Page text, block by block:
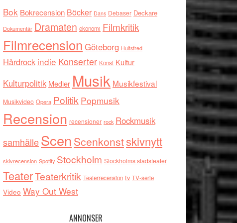
Bok Bokrecension Böcker Dans Debaser Deckare
Dokumentär Dramaten ekonomi Filmkritik
Filmrecension Göteborg Hultsfred
Hårdrock indie Konserter Konst Kultur
Kulturpolitik Medier Musik Musikfestival
Musikvideo Opera Politik Popmusik
Recension recensioner rock Rockmusik
samhälleScen Scenkonstskivnytt
skivrecension Spotify Stockholm Stockholms stadsteater
TeaterTeaterkritik Teaterrecension tv TV-serie
Video Way Out West
ANNONSER